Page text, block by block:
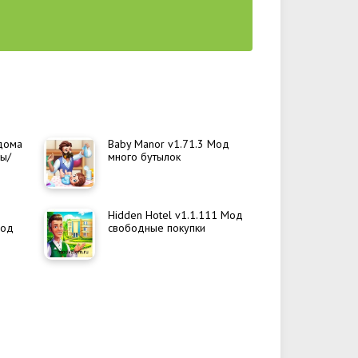
Baby Manor v1.71.3 Мод
много бутылок
Hidden Hotel v1.1.111 Мод
свободные покупки